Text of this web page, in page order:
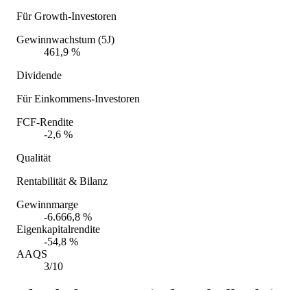
Für Growth-Investoren
Gewinnwachstum (5J)
461,9 %
Dividende
Für Einkommens-Investoren
FCF-Rendite
-2,6 %
Qualität
Rentabilität & Bilanz
Gewinnmarge
-6.666,8 %
Eigenkapitalrendite
-54,8 %
AAQS
3/10